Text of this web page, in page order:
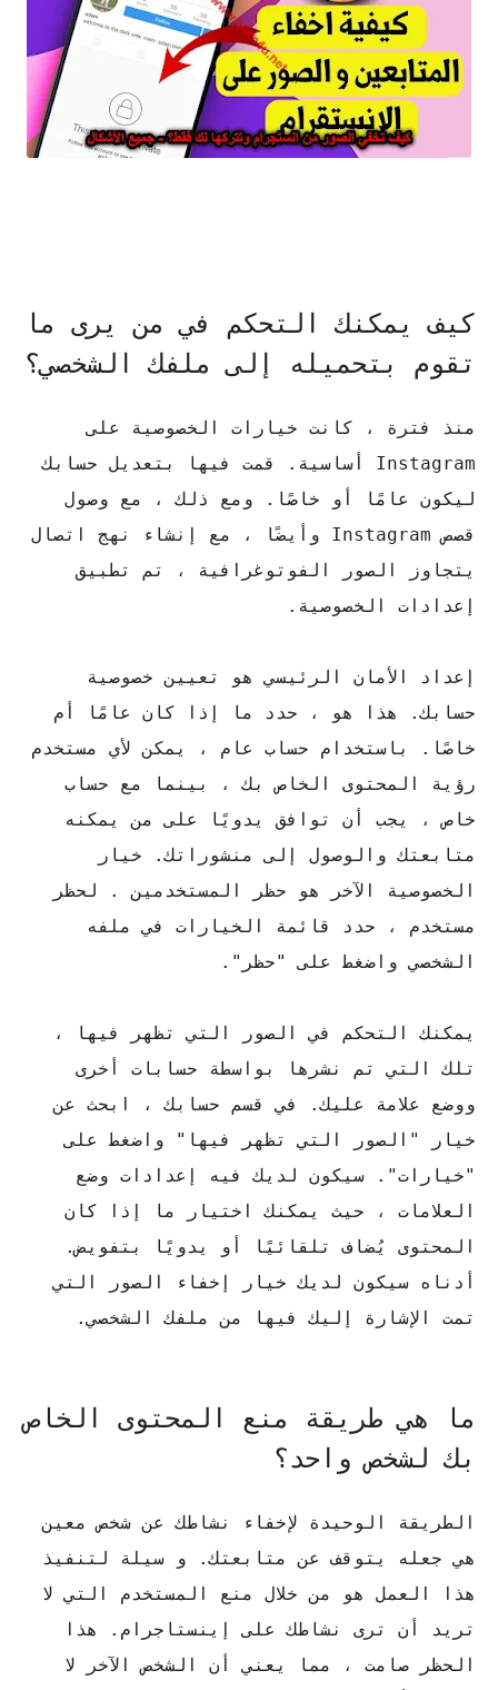
كيف يمكنك التحكم في من يرى ما
تقوم بتحميله إلى ملفك الشخصي؟
منذ فترة ، كانت خيارات الخصوصية على
Instagram أساسية. قمت فيها بتعديل حسابك
ليكون عامًا أو خاصًا. ومع ذلك ، مع وصول
قصص Instagram وأيضًا ، مع إنشاء نهج اتصال
يتجاوز الصور الفوتوغرافية ، تم تطبيق
إعدادات الخصوصية.
إعداد الأمان الرئيسي هو تعيين خصوصية
حسابك. هذا هو ، حدد ما إذا كان عامًا أم
خاصًا. باستخدام حساب عام ، يمكن لأي مستخدم
رؤية المحتوى الخاص بك ، بينما مع حساب
خاص ، يجب أن توافق يدويًا على من يمكنه
متابعتك والوصول إلى منشوراتك. خيار
الخصوصية الآخر هو حظر المستخدمين . لحظر
مستخدم ، حدد قائمة الخيارات في ملفه
الشخصي واضغط على "حظر".
يمكنك التحكم في الصور التي تظهر فيها ،
تلك التي تم نشرها بواسطة حسابات أخرى
ووضع علامة عليك. في قسم حسابك ، ابحث عن
خيار "الصور التي تظهر فيها" واضغط على
"خيارات". سيكون لديك فيه إعدادات وضع
العلامات ، حيث يمكنك اختيار ما إذا كان
المحتوى يُضاف تلقائيًا أو يدويًا بتفويض.
أدناه سيكون لديك خيار إخفاء الصور التي
تمت الإشارة إليك فيها من ملفك الشخصي.
ما هي طريقة منع المحتوى الخاص
بك لشخص واحد؟
الطريقة الوحيدة لإخفاء نشاطك عن شخص معين
هي جعله يتوقف عن متابعتك. و سيلة لتنفيذ
هذا العمل هو من خلال منع المستخدم التي لا
تريد أن ترى نشاطك على إينستاجرام. هذا
الحظر صامت ، مما يعني أن الشخص الآخر لا